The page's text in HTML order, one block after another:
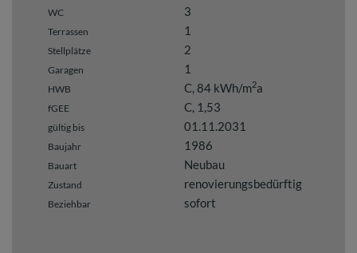
WC 3
Terrassen 1
Stellplätze 2
Garagen 1
HWB C, 84 kWh/m2a
fGEE C, 1,53
gültig bis 01.11.2031
Baujahr 1986
Bauart Neubau
Zustand renovierungsbedürftig
Beziehbar sofort